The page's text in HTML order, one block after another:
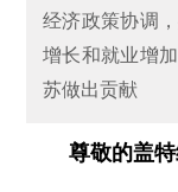
经济政策协调
增长和就业增
苏做出贡献
尊敬的盖